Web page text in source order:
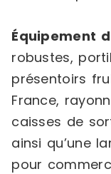
Équipement
robustes,
présentoirs
France,
caisses de
ainsi qu’une
pour